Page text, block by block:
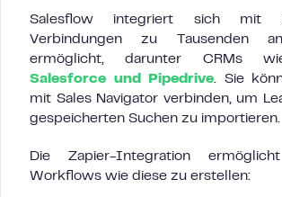
Salesflow integriert sich mit
Verbindungen zu Tausenden
ermöglicht, darunter CRMs
Salesforce und Pipedrive. Sie
mit Sales Navigator verbinden, um
gespeicherten Suchen zu importieren.
Die Zapier-Integration
Workflows wie diese zu erstellen: